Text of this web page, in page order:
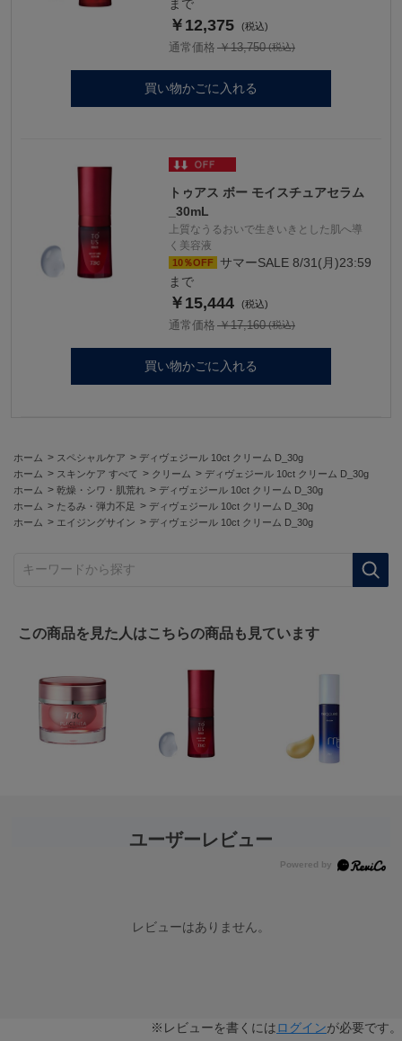
まで
￥12,375
通常価格 ￥13,750
買い物かごに入れる
トゥアス ボー モイスチュアセラム
_30mL
上質なうるおいで生きいきとした肌へ導
く美容液
10％OFF サマーSALE 8/31(月)23:59
まで
￥15,444
通常価格 ￥17,160
買い物かごに入れる
ホーム > スペシャルケア > ディヴェジール 10ct クリーム D_30g
ホーム > スキンケア すべて > クリーム > ディヴェジール 10ct クリーム D_30g
ホーム > 乾燥・シワ・肌荒れ > ディヴェジール 10ct クリーム D_30g
ホーム > たるみ・弾力不足 > ディヴェジール 10ct クリーム D_30g
ホーム > エイジングサイン > ディヴェジール 10ct クリーム D_30g
キーワードから探す
この商品を見た人はこちらの商品も見ています
ユーザーレビュー
レビューはありません。
※レビューを書くにはログインが必要です。